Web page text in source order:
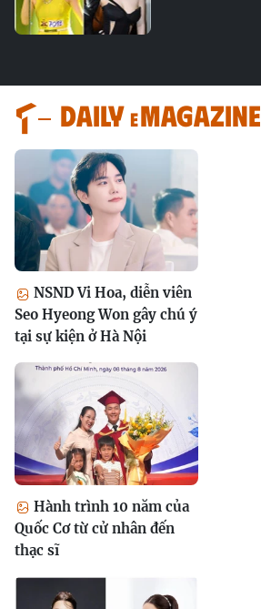
Daily emagazine
NSND Vi Hoa, diễn viên
Seo Hyeong Won gây chú ý
tại sự kiện ở Hà Nội
Hành trình 10 năm của
Quốc Cơ từ cử nhân đến
thạc sĩ